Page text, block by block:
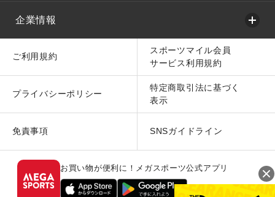
企業情報
ご利用規約
スポーツマイル会員
サービス利用規約
プライバシーポリシー
特定商取引法に基づく
表示
免責事項 SNSガイドライン
お買い物が便利に！メガスポーツ公式アプリ